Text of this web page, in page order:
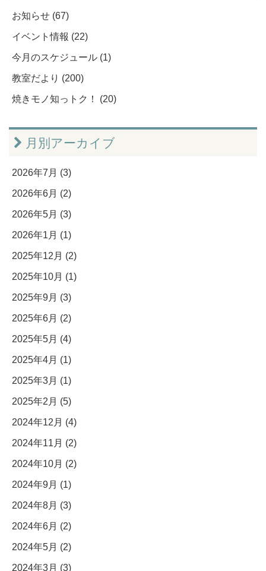
お知らせ (67)
イベント情報 (22)
今月のスケジュール (1)
教室だより (200)
焼きモノ知っトク！ (20)
月別アーカイブ
2026年7月 (3)
2026年6月 (2)
2026年5月 (3)
2026年1月 (1)
2025年12月 (2)
2025年10月 (1)
2025年9月 (3)
2025年6月 (2)
2025年5月 (4)
2025年4月 (1)
2025年3月 (1)
2025年2月 (5)
2024年12月 (4)
2024年11月 (2)
2024年10月 (2)
2024年9月 (1)
2024年8月 (3)
2024年6月 (2)
2024年5月 (2)
2024年3月 (3)